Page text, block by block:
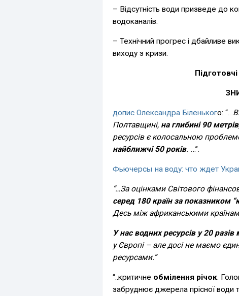
– Відсутність води призведе до
водоканалів.
– Технічний прогрес і дбайливе
виходу з кризи.
допис Олександра Біленького: “…
Полтавщині, на глибині 90
ресурсів є колосальною
найближчі 50 років. ...”.
Фьючерсы на воду: что ждет
“…За оцінками Світового
серед 180 країн за показником
Десь між африканськими
У нас водних ресурсів у 20
у Європі – але досі не маємо
ресурсами.”
“..критичне обмілення річок.
забруднює джерела прісної води